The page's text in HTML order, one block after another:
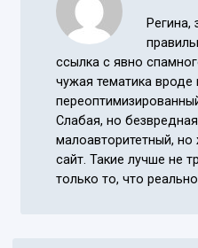
Регина,
ссылка с явно
чужая тематика вроде
Слабая, но
малоавторитетный, но
сайт. Такие лучше не
только то, что